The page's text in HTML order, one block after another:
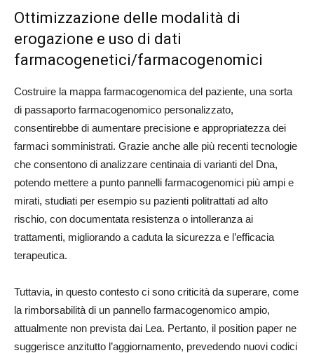
Ottimizzazione delle modalità di
erogazione e uso di dati
farmacogenetici/farmacogenomici
Costruire la mappa farmacogenomica del paziente, una sorta
di passaporto farmacogenomico personalizzato,
consentirebbe di aumentare precisione e appropriatezza dei
farmaci somministrati. Grazie anche alle più recenti tecnologie
che consentono di analizzare centinaia di varianti del Dna,
potendo mettere a punto pannelli farmacogenomici più ampi e
mirati, studiati per esempio su pazienti politrattati ad alto
rischio, con documentata resistenza o intolleranza ai
trattamenti, migliorando a caduta la sicurezza e l’efficacia
terapeutica.
Tuttavia, in questo contesto ci sono criticità da superare, come
la rimborsabilità di un pannello farmacogenomico ampio,
attualmente non prevista dai Lea. Pertanto, il position paper ne
suggerisce anzitutto l’aggiornamento, prevedendo nuovi codici